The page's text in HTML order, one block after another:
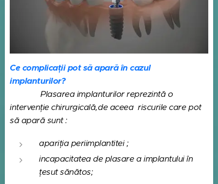
Ce complicații pot să apară în cazul
implanturilor?
Plasarea implanturilor reprezintă o
intervenție chirurgicală,de aceea riscurile care pot
să apară sunt :
apariția periimplantitei ;
incapacitatea de plasare a implantului în
țesut sănătos;